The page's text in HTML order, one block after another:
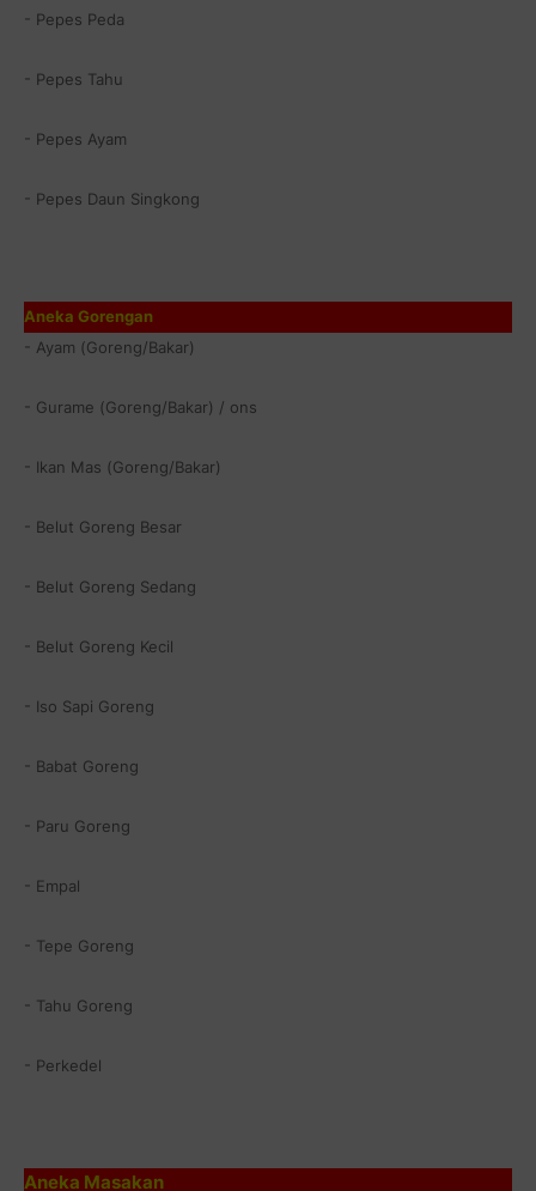
- Pepes Peda
- Pepes Tahu
- Pepes Ayam
- Pepes Daun Singkong
Aneka Gorengan
- Ayam (Goreng/Bakar)
- Gurame (Goreng/Bakar) / ons
- Ikan Mas (Goreng/Bakar)
- Belut Goreng Besar
- Belut Goreng Sedang
- Belut Goreng Kecil
- Iso Sapi Goreng
- Babat Goreng
- Paru Goreng
- Empal
- Tepe Goreng
- Tahu Goreng
- Perkedel
Aneka Masakan